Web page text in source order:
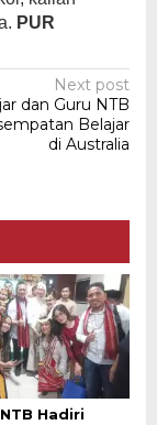
PUR
Next post
dan Guru NTB
Belajar
di Australia
Hadiri